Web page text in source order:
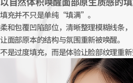
填充并不只是单纯“填满”。
柔和包覆凹陷部位，清晰整理模糊线条，
让面部原本的结构与氛围重新被唤醒。
不是过度填充，而是体验让脸部纹理重新